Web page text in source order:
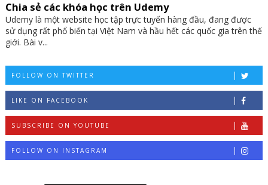
Chia sẻ các khóa học trên Udemy
Udemy là một website học tập trực tuyến hàng đầu, đang được
sử dụng rất phổ biến tại Việt Nam và hầu hết các quốc gia trên thế
giới. Bài v...
FOLLOW ON TWITTER
LIKE ON FACEBOOK
SUBSCRIBE ON YOUTUBE
FOLLOW ON INSTAGRAM